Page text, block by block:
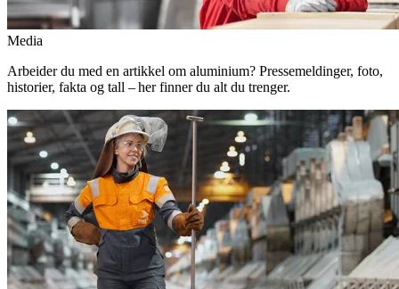
Media
Arbeider du med en artikkel om aluminium? Pressemeldinger, foto,
historier, fakta og tall – her finner du alt du trenger.